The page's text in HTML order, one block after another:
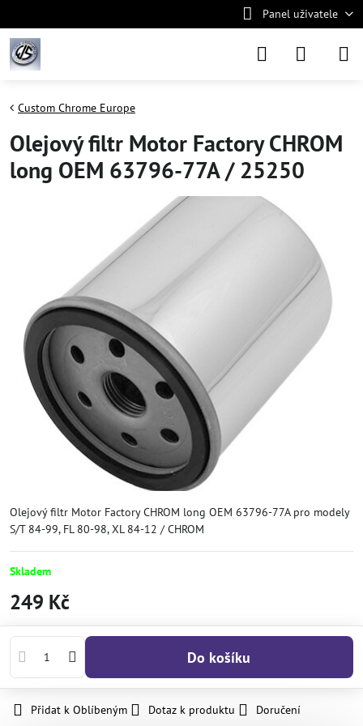
Panel uživatele
Custom Chrome Europe
Olejový filtr Motor Factory CHROM
long OEM 63796-77A / 25250
Olejový filtr Motor Factory CHROM long OEM 63796-77A pro modely
S/T 84-99, FL 80-98, XL 84-12 / CHROM
Skladem
249 Kč
Do košíku
Přidat k Oblíbeným Dotaz k produktu Doručení